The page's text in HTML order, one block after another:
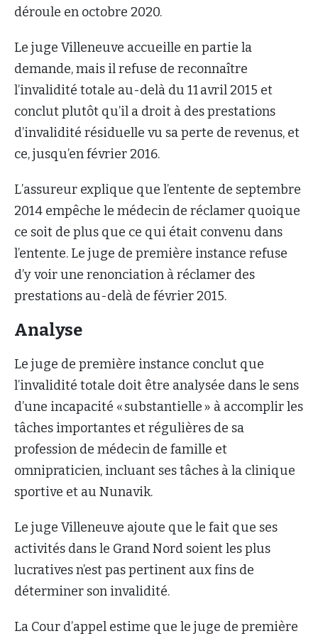
déroule en octobre 2020.
Le juge Villeneuve accueille en partie la
demande, mais il refuse de reconnaître
l’invalidité totale au-delà du 11 avril 2015 et
conclut plutôt qu’il a droit à des prestations
d’invalidité résiduelle vu sa perte de revenus, et
ce, jusqu’en février 2016.
L’assureur explique que l’entente de septembre
2014 empêche le médecin de réclamer quoique
ce soit de plus que ce qui était convenu dans
l’entente. Le juge de première instance refuse
d’y voir une renonciation à réclamer des
prestations au-delà de février 2015.
Analyse
Le juge de première instance conclut que
l’invalidité totale doit être analysée dans le sens
d’une incapacité « substantielle » à accomplir les
tâches importantes et régulières de sa
profession de médecin de famille et
omnipraticien, incluant ses tâches à la clinique
sportive et au Nunavik.
Le juge Villeneuve ajoute que le fait que ses
activités dans le Grand Nord soient les plus
lucratives n’est pas pertinent aux fins de
déterminer son invalidité.
La Cour d’appel estime que le juge de première